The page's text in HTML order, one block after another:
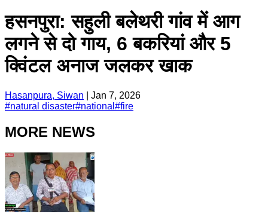
हसनपुरा: सहुली बलेथरी गांव में आग
लगने से दो गाय, 6 बकरियां और 5
क्विंटल अनाज जलकर खाक
Hasanpura, Siwan
Jan 7, 2026
#natural disaster#national #fire
MORE NEWS